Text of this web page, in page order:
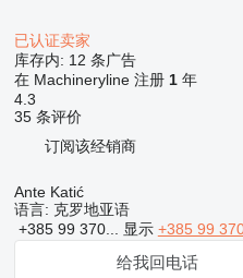
已认证卖家
库存内: 12 条广告
在 Machineryline 注册 1年
4.3
35 条评价
订阅该经销商
Ante Katić
语言: 克罗地亚语
+385 99 370... 显示 +385 99
给我回电话